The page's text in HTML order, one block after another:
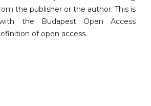
the publisher or the author. This is
the Budapest Open Access
of open access.